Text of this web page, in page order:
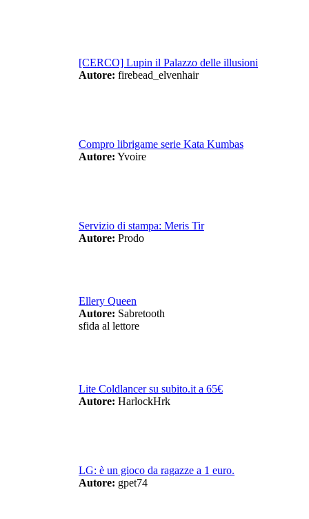
[CERCO] Lupin il Palazzo delle illusioni
Autore: firebead_elvenhair
Compro librigame serie Kata Kumbas
Autore: Yvoire
Servizio di stampa: Meris Tir
Autore: Prodo
Ellery Queen
Autore: Sabretooth
sfida al lettore
Lite Coldlancer su subito.it a 65€
Autore: HarlockHrk
LG: è un gioco da ragazze a 1 euro.
Autore: gpet74